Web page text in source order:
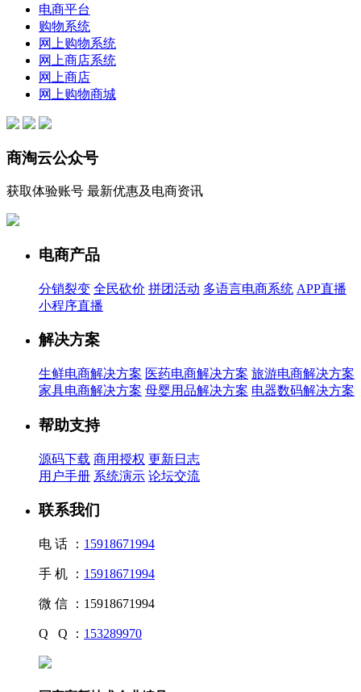
电商平台
购物系统
网上购物系统
网上商店系统
网上商店
网上购物商城
商淘云公众号
获取体验账号 最新优惠及电商资讯
电商产品
分销裂变 全民砍价 拼团活动 多语言电商系统 APP直播
小程序直播
解决方案
生鲜电商解决方案 医药电商解决方案 旅游电商解决方案
家具电商解决方案 母婴用品解决方案 电器数码解决方案
帮助支持
源码下载 商用授权 更新日志
用户手册 系统演示 论坛交流
联系我们
电 话 ： 15918671994
手 机 ： 15918671994
微 信 ： 15918671994
Q Q ： 153289970